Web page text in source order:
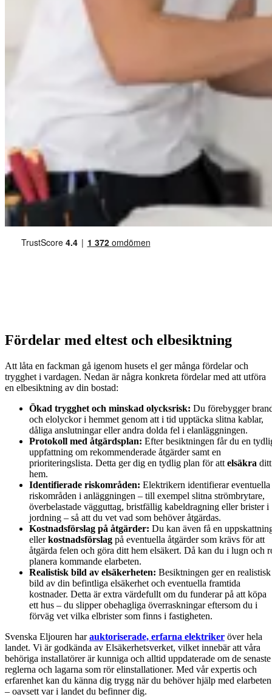
Fördelar med eltest och elbesiktning
Att låta en fackman gå igenom husets el ger många fördelar och
trygghet i vardagen. Nedan är några konkreta fördelar med att utföra
en elbesiktning av din bostad:
Ökad trygghet och minskad olycksrisk: Du förebygger
och elolyckor i hemmet genom att i tid upptäcka slitna kablar,
dåliga anslutningar eller andra dolda fel i elanläggningen.
Protokoll med åtgärdsplan: Efter besiktningen får du en
uppfattning om rekommenderade åtgärder samt en
prioriteringslista. Detta ger dig en tydlig plan för att elsäkra ditt
hem.
Identifierade riskområden: Elektrikern identifierar eventuella
riskområden i anläggningen – till exempel slitna strömbrytare,
överbelastade vägguttag, bristfällig kabeldragning eller brister i
jordning – så att du vet vad som behöver åtgärdas.
Kostnadsförslag på åtgärder: Du kan även få en
ellerkostnadsförslag på eventuella åtgärder som krävs för att
åtgärda felen och göra ditt hem elsäkert. Då kan du i lugn och
planera kommande elarbeten.
Realistisk bild av elsäkerheten: Besiktningen ger en realistisk
bild av din befintliga elsäkerhet och eventuella framtida
kostnader. Detta är extra värdefullt om du funderar på att köpa
ett hus – du slipper obehagliga överraskningar eftersom du i
förväg vet vilka elbrister som finns i fastigheten.
Svenska Eljouren harauktoriserade, erfarna elektriker över hela
landet. Vi är godkända av Elsäkerhetsverket, vilket innebär att våra
behöriga installatörer är kunniga och alltid uppdaterade om de senaste
reglerna och lagarna som rör elinstallationer. Med vår expertis och
erfarenhet kan du känna dig trygg när du behöver hjälp med elarbeten
– oavsett var i landet du befinner dig.